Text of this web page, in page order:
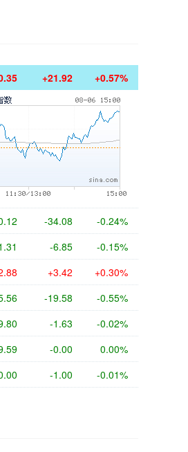
+21.92 +0.57%
-34.08 -0.24%
-6.85 -0.15%
+3.42 +0.30%
-19.58 -0.55%
-1.63 -0.02%
-0.00 0.00%
-1.00 -0.01%